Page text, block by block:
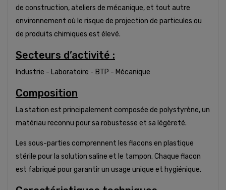
de construction, ateliers de mécanique, et tout autre
environnement où le risque de projection de particules ou
de produits chimiques est élevé.
Secteurs d’activité :
Industrie - Laboratoire - BTP - Mécanique
Composition
La station est principalement composée de polystyrène, un
matériau reconnu pour sa robustesse et sa légèreté.
Les sous-parties comprennent les flacons en plastique
stérile pour la solution saline et le tampon. Chaque flacon
est fabriqué pour garantir un usage unique et hygiénique.